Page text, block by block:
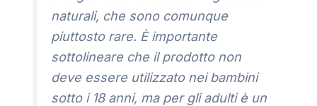
naturali, che sono comunque
piuttosto rare. È importante
sottolineare che il prodotto non
deve essere utilizzato nei bambini
sotto i 18 anni, ma per gli adulti è un